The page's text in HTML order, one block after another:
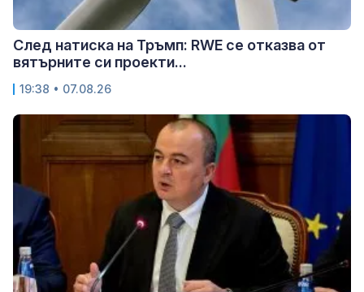
След натиска на Тръмп: RWE се отказва от
вятърните си проекти...
19:38 • 07.08.26